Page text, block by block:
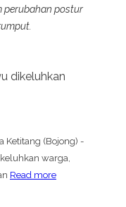
perubahan postur
dikeluhkan
Ketitang (Bojong) -
warga,
Read more